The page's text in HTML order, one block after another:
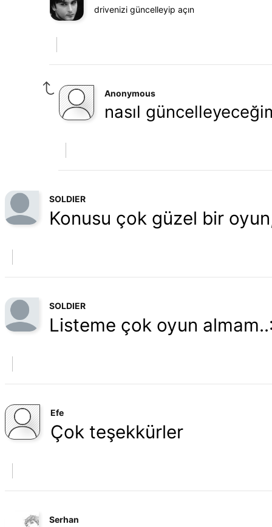
drivenizi güncelleyip açın
Anonymous
nasıl
SOLDIER
Konusu çok güzel bir
SOLDIER
Listeme çok oyun
Efe
Çok teşekkürler
Serhan